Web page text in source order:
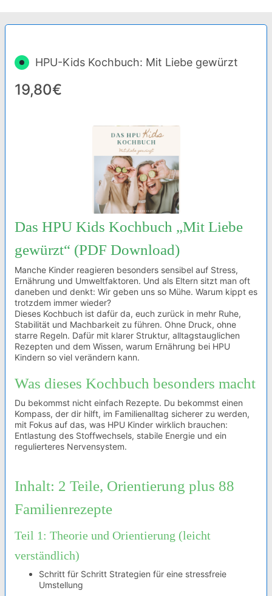
HPU-Kids Kochbuch: Mit Liebe gewürzt
19,80€
Das HPU Kids Kochbuch „Mit Liebe
gewürzt“ (PDF Download)
Manche Kinder reagieren besonders sensibel auf Stress,
Ernährung und Umweltfaktoren. Und als Eltern sitzt man oft
daneben und denkt: Wir geben uns so Mühe. Warum kippt es
trotzdem immer wieder?
Dieses Kochbuch ist dafür da, euch zurück in mehr Ruhe,
Stabilität und Machbarkeit zu führen. Ohne Druck, ohne
starre Regeln. Dafür mit klarer Struktur, alltagstauglichen
Rezepten und dem Wissen, warum Ernährung bei HPU
Kindern so viel verändern kann.
Was dieses Kochbuch besonders macht
Du bekommst nicht einfach Rezepte. Du bekommst einen
Kompass, der dir hilft, im Familienalltag sicherer zu werden,
mit Fokus auf das, was HPU Kinder wirklich brauchen:
Entlastung des Stoffwechsels, stabile Energie und ein
regulierteres Nervensystem.
Inhalt: 2 Teile, Orientierung plus 88
Familienrezepte
Teil 1: Theorie und Orientierung (leicht
verständlich)
Schritt für Schritt Strategien für eine stressfreie
Umstellung